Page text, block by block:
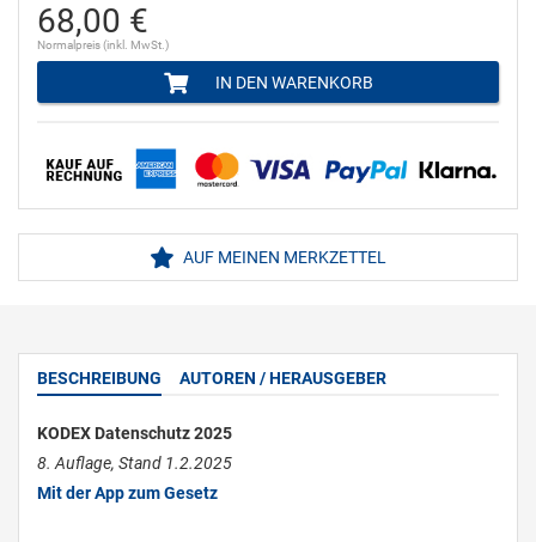
68,00 €
Normalpreis (inkl. MwSt.)
IN DEN WARENKORB
AUF MEINEN MERKZETTEL
BESCHREIBUNG AUTOREN / HERAUSGEBER
KODEX Datenschutz 2025
8. Auflage, Stand 1.2.2025
Mit der App zum Gesetz